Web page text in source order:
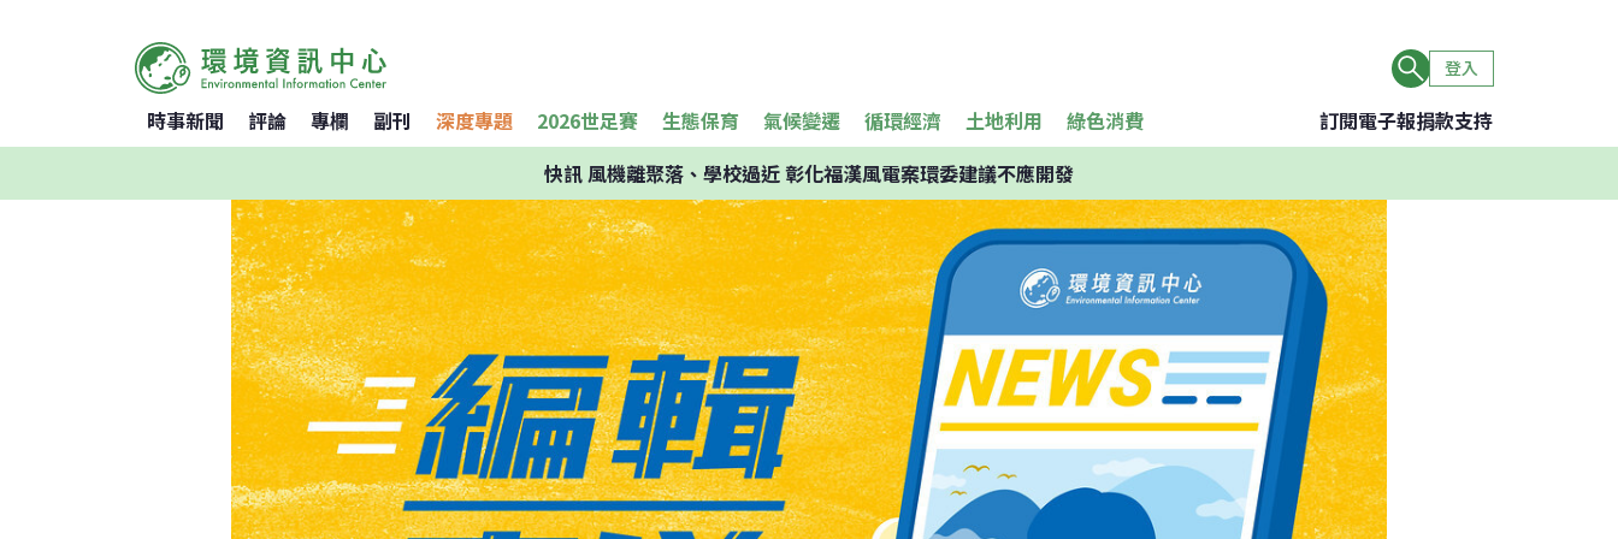
登入
時事新聞 評論 專欄 副刊 深度專題 2026世足賽 生態保育 氣候變遷 循環經濟 土地利用 綠色消費 訂閱電子報捐款支持
快訊風機離聚落、學校過近 彰化福漢風電案環委建議不應開發